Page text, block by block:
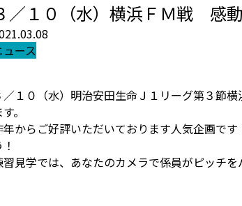
／１０（水）横浜ＦＭ戦 感
ュース
／１０（水）明治安田生命Ｊ１リーグ第３節
。
年からご好評いただいております人気企画で
習見学では、あなたのカメラで係員がピッチ